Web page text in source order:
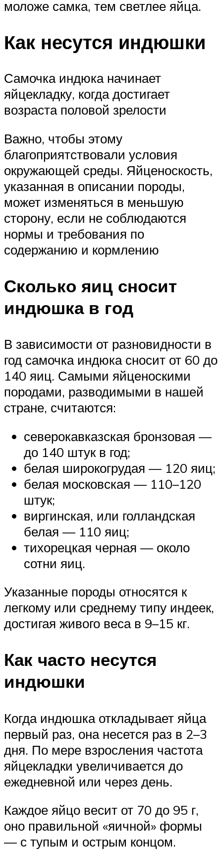
моложе самка, тем светлее яйца.
Как несутся индюшки
Самочка индюка начинает
яйцекладку, когда достигает
возраста половой зрелости
Важно, чтобы этому
благоприятствовали условия
окружающей среды. Яйценоскость,
указанная в описании породы,
может изменяться в меньшую
сторону, если не соблюдаются
нормы и требования по
содержанию и кормлению
Сколько яиц сносит
индюшка в год
В зависимости от разновидности в
год самочка индюка сносит от 60 до
140 яиц. Самыми яйценоскими
породами, разводимыми в нашей
стране, считаются:
северокавказская бронзовая —
до 140 штук в год;
белая широкогрудая — 120 яиц;
белая московская — 110–120
штук;
виргинская, или голландская
белая — 110 яиц;
тихорецкая черная — около
сотни яиц.
Указанные породы относятся к
легкому или среднему типу индеек,
достигая живого веса в 9–15 кг.
Как часто несутся
индюшки
Когда индюшка откладывает яйца
первый раз, она несется раз в 2–3
дня. По мере взросления частота
яйцекладки увеличивается до
ежедневной или через день.
Каждое яйцо весит от 70 до 95 г,
оно правильной «яичной» формы
— с тупым и острым концом.